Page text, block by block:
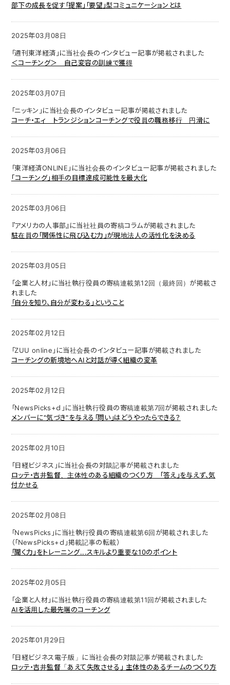
部下の成長を促す「提案」「要望」型コミュニケーションとは
2025年03月08日
「週刊東洋経済」に当社会長のインタビュー記事が掲載されました
＜コーチング＞ 自己変容の訓練で獲得
2025年03月07日
「ニッキン」に当社会長のインタビュー記事が掲載されました
コーチ・エィ トランジションコーチングで役員の職務移行 円滑に
2025年03月06日
「東洋経済ONLINE」に当社会長のインタビュー記事が掲載されました
｢コーチング｣相手の目標達成可能性を最大化
2025年03月06日
『アメリカの人事部』に当社社員の寄稿コラムが掲載されました
駐在員の「関係性に飛び込む力」が現地法人の活性化を決める
2025年03月05日
「企業と人材」に当社執行役員の寄稿連載第12回（最終回）が掲載さ
れました
「自分を知り、自分が変わる」ということ
2025年02月12日
「ZUU online」に当社会長のインタビュー記事が掲載されました
コーチングの新境地へAIと対話が導く組織の変革
2025年02月12日
「NewsPicks+ｄ」に当社執行役員の寄稿連載第7回が掲載されました
メンバーに"気づき"を与える「問い」はどうやったらできる？
2025年02月10日
「日経ビジネス」に当社会長の対談記事が掲載されました
ロッテ・吉井監督、主体性のある組織のつくり方 「答え」を与えず、気
付かせる
2025年02月08日
「NewsPicks」に当社執行役員の寄稿連載第6回が掲載されました
（「NewsPicks+ｄ」掲載記事の転載）
「聞く力」をトレーニング...スキルより重要な10のポイント
2025年02月05日
「企業と人材」に当社執行役員の寄稿連載第11回が掲載されました
AIを活用した最先端のコーチング
2025年01月29日
「日経ビジネス電子版」に当社会長の対談記事が掲載されました
ロッテ・吉井監督「あえて失敗させる」 主体性のあるチームのつくり方